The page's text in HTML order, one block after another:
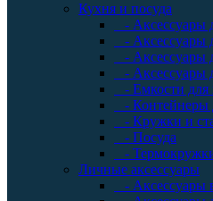
Кухня и посуда
- Аксессуары
- Аксессуары
- Аксессуары
- Аксессуары
- Емкости для
- Контейнеры
- Кружки и
- Посуда
-
Личные аксессуары
- Аксессуары